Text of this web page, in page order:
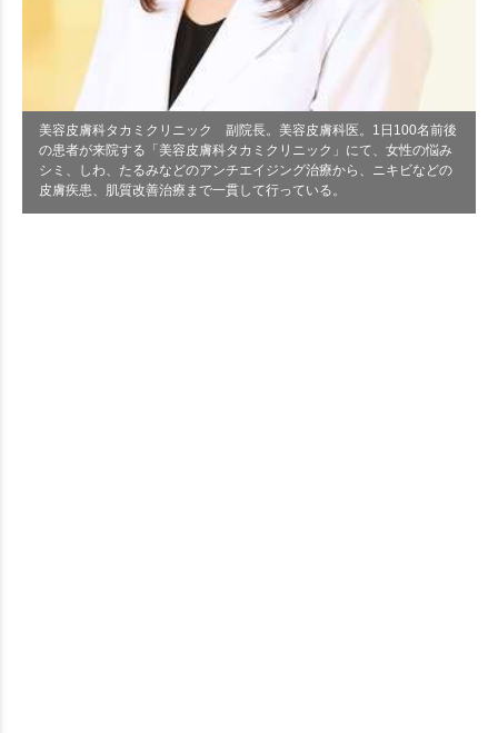
美容皮膚科タカミクリニック 副院長。美容皮膚科医。1日100名前後
の患者が来院する「美容皮膚科タカミクリニック」にて、女性の悩み
シミ、しわ、たるみなどのアンチエイジング治療から、ニキビなどの
皮膚疾患、肌質改善治療まで一貫して行っている。